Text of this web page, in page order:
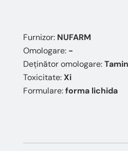
Furnizor: NUFARM
Omologare: -
Deținător omologare:
Toxicitate:Xi
Formulare:forma lichida